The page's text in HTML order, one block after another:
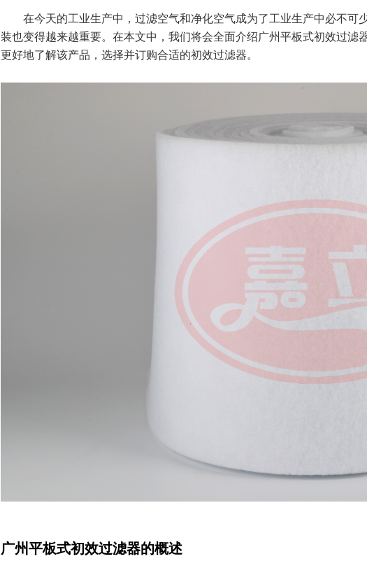
在今天的工业生产中，过滤空气和净化空气成为了工业生产中必不可
装也变得越来越重要。在本文中，我们将会全面介绍广州平板式初效过滤
更好地了解该产品，选择并订购合适的初效过滤器。
广州平板式初效过滤器的概述